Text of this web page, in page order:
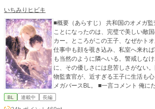
いちみりヒビキ
■概要（あらすじ） 共和国のオメガ
ことになったのは、完璧で美しい敵
カー。ところがこの王子、なぜかトオ
仕事中も顔を覗き込み、私室へ来れ
も当然のように隣へいる。警戒しな
に、その優しさには息苦しさがない
物監査官が、近すぎる王子に生活も
メガバースBL。 ■一言コメント 俺にだけ近いスパダリ王子が
好きな方へ ■タグ BL／オメガバース／α×Ω／王太子攻め／監
BL 連載中 長編